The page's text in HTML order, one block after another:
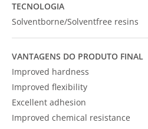
TECNOLOGIA
Solventborne/Solventfree resins
VANTAGENS DO PRODUTO FINAL
Improved hardness
Improved flexibility
Excellent adhesion
Improved chemical resistance